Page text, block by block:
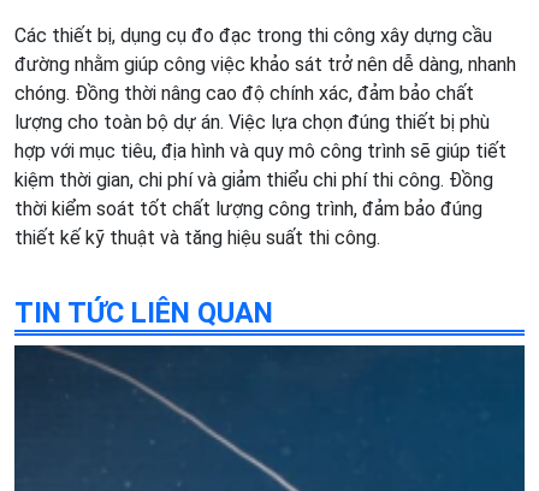
Các thiết bị, dụng cụ đo đạc trong thi công xây dựng cầu
đường nhằm giúp công việc khảo sát trở nên dễ dàng, nhanh
chóng. Đồng thời nâng cao độ chính xác, đảm bảo chất
lượng cho toàn bộ dự án. Việc lựa chọn đúng thiết bị phù
hợp với mục tiêu, địa hình và quy mô công trình sẽ giúp tiết
kiệm thời gian, chi phí và giảm thiểu chi phí thi công. Đồng
thời kiểm soát tốt chất lượng công trình, đảm bảo đúng
thiết kế kỹ thuật và tăng hiệu suất thi công.
TIN TỨC LIÊN QUAN